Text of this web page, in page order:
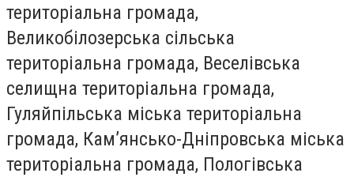
територіальна громада,
Великобілозерська сільська
територіальна громада, Веселівська
селищна територіальна громада,
Гуляйпільська міська територіальна
громада, Кам’янсько-Дніпровська міська
територіальна громада, Пологівська